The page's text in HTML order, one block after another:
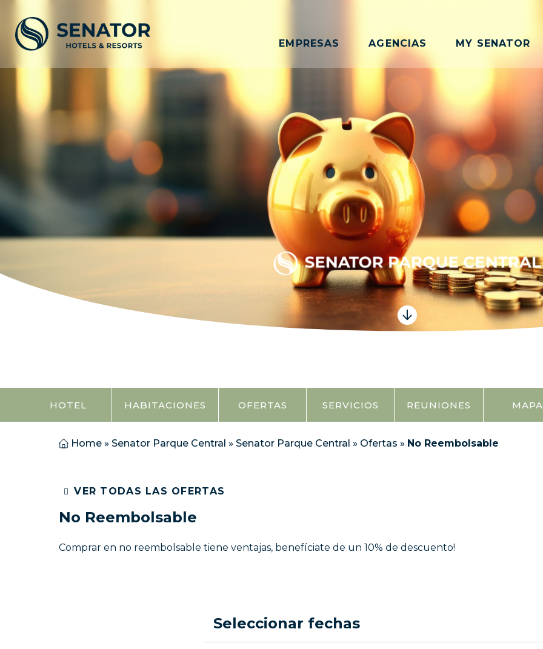
EMPRESAS AGENCIAS MY SENATOR
HOTEL HABITACIONES OFERTAS SERVICIOS REUNIONES MAPA
Home » Senator Parque Central » Senator Parque Central » Ofertas » No Reembolsable
VER TODAS LAS OFERTAS
No Reembolsable
Comprar en no reembolsable tiene ventajas, benefíciate de un 10% de descuento!
Seleccionar fechas